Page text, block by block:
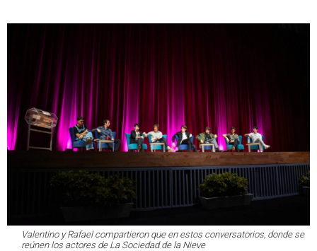
Valentino y Rafael compartieron que en estos conversatorios, donde se
reúnen los actores de La Sociedad de la Nieve